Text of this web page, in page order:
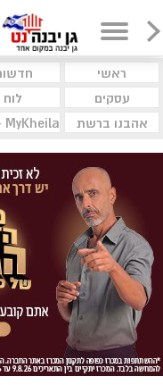
ראשי
עסקים
לוח
אהבנו ברשת
MyKheila - הבית לעסקים וקהילות